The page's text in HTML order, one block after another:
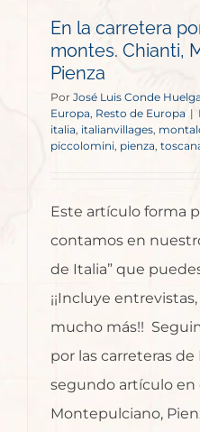
En la carretera
montes. Chianti,
Pienza
Por José Luis Conde Huelga
Europa Resto de Europa |
italia, italianvillages
piccolomini, pienza,
Este artículo forma
contamos en
de Italia” que
¡¡Incluye
mucho más!!
por las carreteras de
segundo artículo en
Montepulciano,